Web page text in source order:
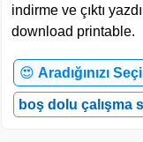
indirme ve çıktı
download printable.
😍 Aradığınızı
boş dolu çalışma